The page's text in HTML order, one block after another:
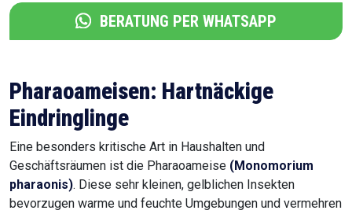
BERATUNG PER WHATSAPP
Pharaoameisen: Hartnäckige
Eindringlinge
Eine besonders kritische Art in Haushalten und
Geschäftsräumen ist die Pharaoameise (Monomorium
pharaonis). Diese sehr kleinen, gelblichen Insekten
bevorzugen warme und feuchte Umgebungen und vermehren